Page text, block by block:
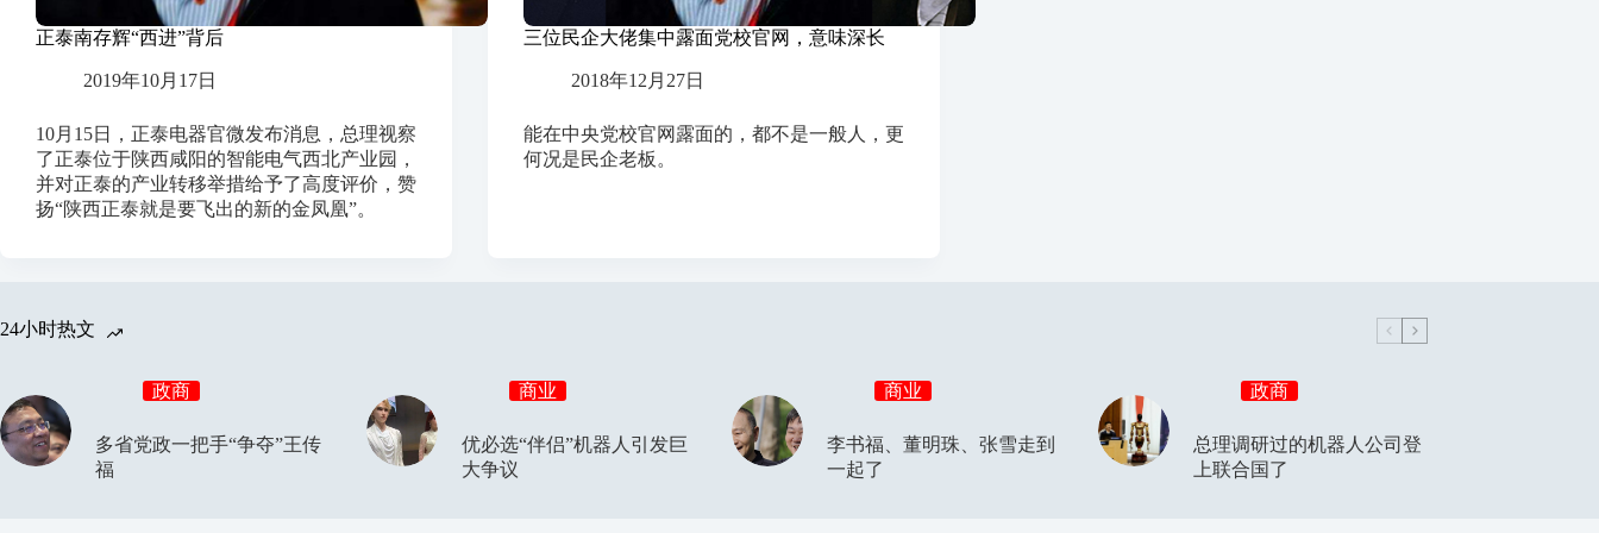
正泰南存辉“西进”背后
2019年10月17日
10月15日，正泰电器官微发布消息，总理视察
了正泰位于陕西咸阳的智能电气西北产业园，
并对正泰的产业转移举措给予了高度评价，赞
扬“陕西正泰就是要飞出的新的金凤凰”。
三位民企大佬集中露面党校官网，意味深长
2018年12月27日
能在中央党校官网露面的，都不是一般人，更
何况是民企老板。
24小时热文
政商
多省党政一把手“争夺”王传
福
商业
优必选“伴侣”机器人引发巨
大争议
商业
李书福、董明珠、张雪走到
一起了
政商
总理调研过的机器人公司登
上联合国了